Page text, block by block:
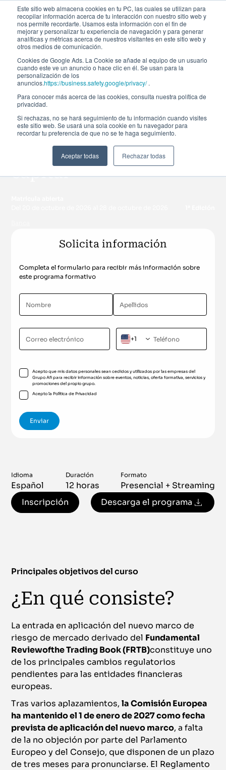
Este sitio web almacena cookies en tu PC, las cuales se utilizan para
recopilar información acerca de tu interacción con nuestro sitio web y
nos permite recordarte. Usamos esta información con el fin de
mejorar y personalizar tu experiencia de navegación y para generar
analíticas y métricas acerca de nuestros visitantes en este sitio web y
otros medios de comunicación.
Cookies de Google Ads. La Cookie se añade al equipo de un usuario
cuando este ve un anuncio o hace clic en él. Se usan para la
personalización de los
anuncios.https://business.safety.google/privacy/.
Para conocer más acerca de las cookies, consulta nuestra política de
privacidad.
Si rechazas, no se hará seguimiento de tu información cuando visites
este sitio web. Se usará una sola cookie en tu navegador para
recordar tu preferencia de que no se te haga seguimiento.
Aceptar todas Rechazar todas
Curso de especialización
FRTB 2027: del marco
actual a los nuevos
requerimientos de
capital
Solicita información
Completa el formulario para recibir más información sobre
este programa formativo
+1
Acepto que mis datos personales sean cedidos y utilizados por las empresas del
Grupo Afi para recibir información sobre eventos, noticias, oferta formativa, servicios y
promociones del propio grupo.
Acepto laPolítica de Privacidad
Idioma
Español
Duración
12 horas
Formato
Presencial + Streaming
Inscripción
Descarga el programa
Principales objetivos del curso
¿En qué consiste?
La entrada en aplicación del nuevo marco de
riesgo de mercado derivado del Fundamental
Reviewofthe Trading Book (FRTB)constituye uno
de los principales cambios regulatorios
pendientes para las entidades financieras
europeas.
Tras varios aplazamientos,la Comisión Europea
ha mantenido el 1 de enero de 2027 como fecha
prevista de aplicación del nuevo marco, a falta
de la no objeción por parte del Parlamento
Europeo y del Consejo, que disponen de un plazo
de tres meses para pronunciarse. El Reglamento